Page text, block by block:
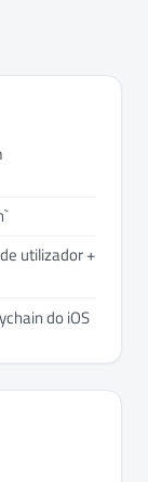
utilizador +
do iOS